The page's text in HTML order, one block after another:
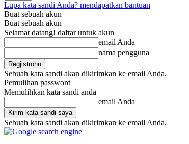
Lupa kata sandi Anda? mendapatkan bantuan
Buat sebuah akun
Buat sebuah akun
Selamat datang! daftar untuk akun
email Anda
nama pengguna
Sebuah kata sandi akan dikirimkan ke email Anda.
Pemulihan password
Memulihkan kata sandi anda
email Anda
Sebuah kata sandi akan dikirimkan ke email Anda.